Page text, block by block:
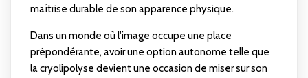
maîtrise durable de son apparence physique.
Dans un monde où l'image occupe une place
prépondérante, avoir une option autonome telle que
la cryolipolyse devient une occasion de miser sur son